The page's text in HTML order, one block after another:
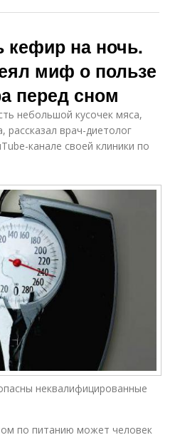
на ночь.
миф о пользе
перед сном
небольшой кусочек мяса,
рассказал врач-диетолог
канале своей клиники по
неквалифицированные
по питанию может человек